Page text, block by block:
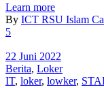
Learn more
By ICT RSU Islam
5
22 Juni 2022
Berita, Loker
IT, loker, lowker,